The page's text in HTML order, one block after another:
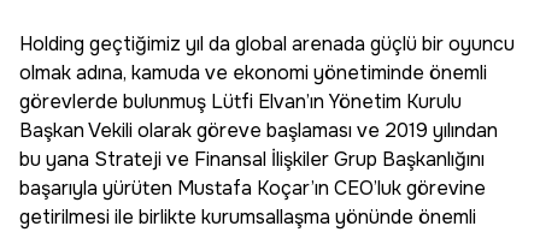
Holding geçtiğimiz yıl da global arenada güçlü bir oyuncu
olmak adına, kamuda ve ekonomi yönetiminde önemli
görevlerde bulunmuş Lütfi Elvan’ın Yönetim Kurulu
Başkan Vekili olarak göreve başlaması ve 2019 yılından
bu yana Strateji ve Finansal İlişkiler Grup Başkanlığını
başarıyla yürüten Mustafa Koçar’ın CEO’luk görevine
getirilmesi ile birlikte kurumsallaşma yönünde önemli